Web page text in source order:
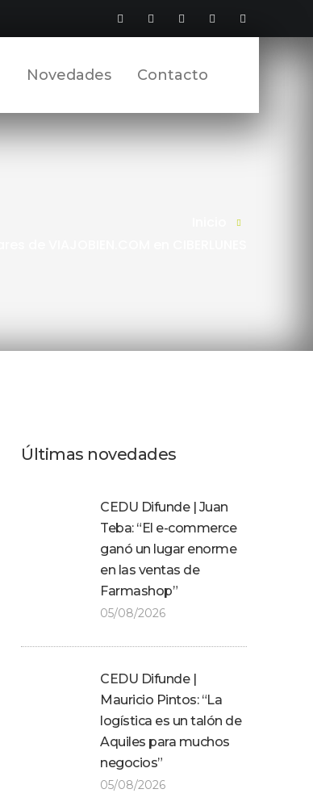
Facebook
Perfil
Twitter
Perfil
YouTube
Perfil
LinkedIn
PerfilPerfil
Novedades Contacto
Últimas novedades
CEDU Difunde | Juan
Teba: “El e-commerce
ganó un lugar enorme
en las ventas de
Farmashop”
05/08/2026
CEDU Difunde |
Mauricio Pintos: “La
logística es un talón de
Aquiles para muchos
negocios”
05/08/2026